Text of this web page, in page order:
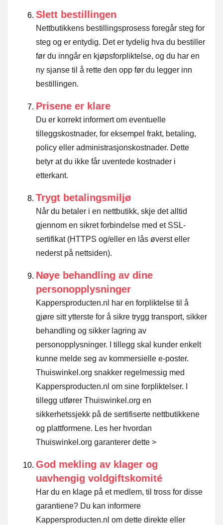
Slett bestillingen
Nettbutikkens bestillingsprosess foregår steg for
steg og er entydig. Det er tydelig hva du bestiller
før du inngår en kjøpsforpliktelse, og du har en
ny sjanse til å rette den opp før du legger inn
bestillingen.
Prisene er klare
Du er korrekt informert om eventuelle
tilleggskostnader, for eksempel frakt, betaling,
policy eller administrasjonskostnader. Dette
betyr at du ikke får uventede kostnader i
etterkant.
Trygt betalingsmiljø
Når du betaler i en nettbutikk, skje det alltid
gjennom en sikret forbindelse med et SSL-
sertifikat (HTTPS og/eller en lås øverst eller
nederst på nettsiden).
Nøye behandling av dine
personopplysninger
Kappersproducten.nl har en forpliktelse til å
gjøre sitt ytterste for å sikre trygg transport, sikker
behandling og sikker lagring av
personopplysninger. I tillegg skal kunder enkelt
kunne melde seg av kommersielle e-poster.
Thuiswinkel.org snakker regelmessig med
Kappersproducten.nl om sine forpliktelser. I
tillegg utfører Thuiswinkel.org en
sikkerhetssjekk på de sertifiserte nettbutikkene
og plattformene. Les her hvordan
Thuiswinkel.org garanterer dette >
God mekling av klager og
uavhengig voldgiftskomité
Har du en klage på et medlem, til tross for disse
garantiene? Du kan informere
Kappersproducten.nl om dette direkte eller